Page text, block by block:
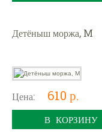
Детёныш моржа, M
Цена: 610 р.
В КОРЗИНУ